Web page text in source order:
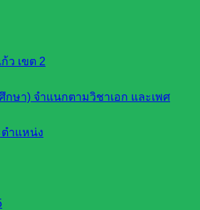
ว เขต 2
ษา) จำแนกตามวิชาเอก และเพศ
ำแหน่ง